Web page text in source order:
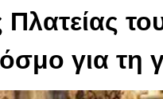
Πλατείας
για τη